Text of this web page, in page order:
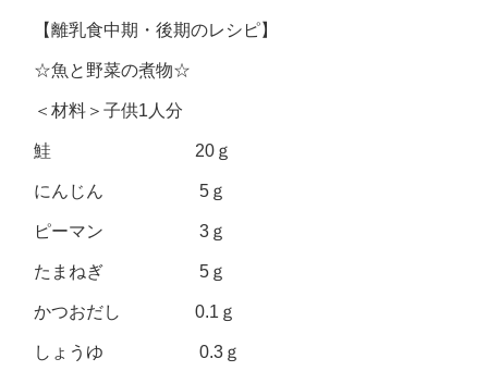
【離乳食中期・後期のレシピ】
☆魚と野菜の煮物☆
＜材料＞子供1人分
鮭 20ｇ
にんじん 5ｇ
ピーマン 3ｇ
たまねぎ 5ｇ
かつおだし 0.1ｇ
しょうゆ 0.3ｇ